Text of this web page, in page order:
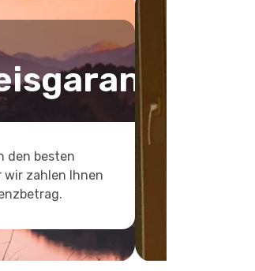
den besten
wir zahlen Ihnen